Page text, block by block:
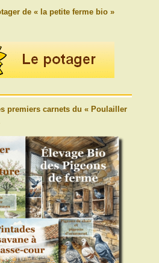
de « la petite ferme bio »
premiers carnets du « Poulailler